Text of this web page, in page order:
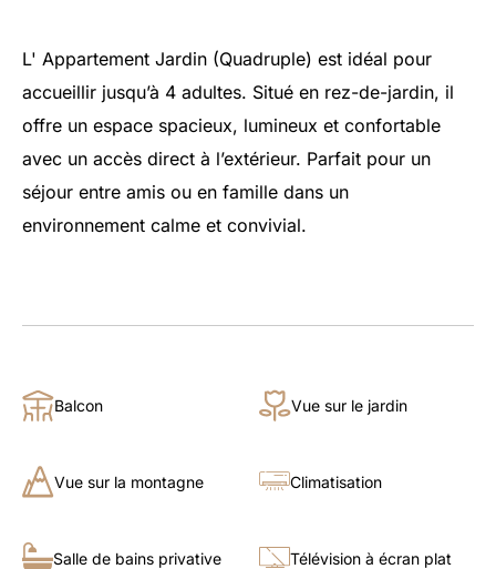
L' Appartement Jardin (Quadruple) est idéal pour
accueillir jusqu’à 4 adultes. Situé en rez-de-jardin, il
offre un espace spacieux, lumineux et confortable
avec un accès direct à l’extérieur. Parfait pour un
séjour entre amis ou en famille dans un
environnement calme et convivial.
Balcon Vue sur le jardin
Vue sur la montagne Climatisation
Salle de bains privative Télévision à écran plat